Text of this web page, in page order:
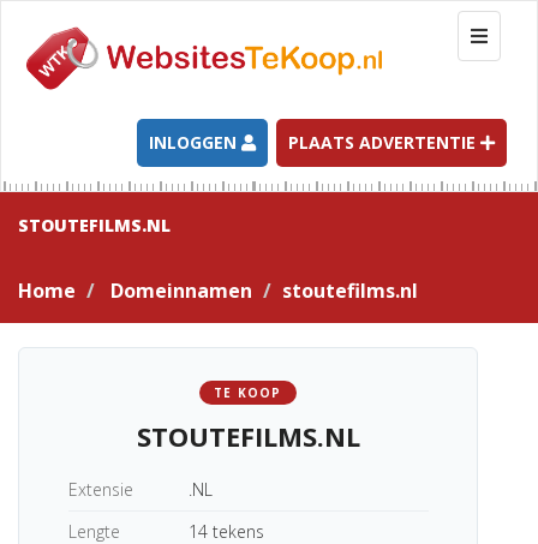
T
o
g
l
e
n
a
t
INLOGGEN PLAATS ADVERTENTIE
STOUTEFILMS.NL
Home Domeinnamen stoutefilms.nl
TE KOOP
STOUTEFILMS.NL
Extensie
.NL
Lengte
14 tekens